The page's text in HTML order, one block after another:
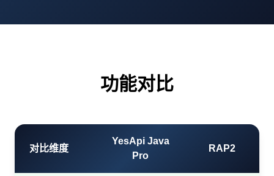
功能对比
对比维度
YesApi Java
Pro
RAP2